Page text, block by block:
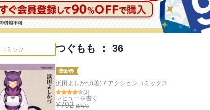
コミック つぐもも ： 36
最新巻
浜田よしかづ(著) / アクションコミックス
(1)
レビューを書く
¥792 (税込)